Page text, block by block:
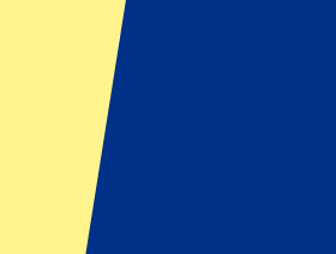
Chelsea vs Brighton & Hove Albion
30 August 2026, 14:00
Mehr Details
Tickets sind in Kürze verfügbar...
Ich will Tickets